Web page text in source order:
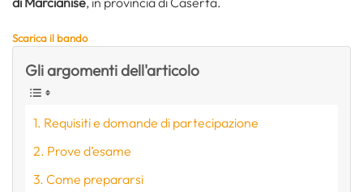
Scarica il bando
Gli argomenti dell'articolo
Requisiti e domande di partecipazione
Prove d’esame
Come prepararsi